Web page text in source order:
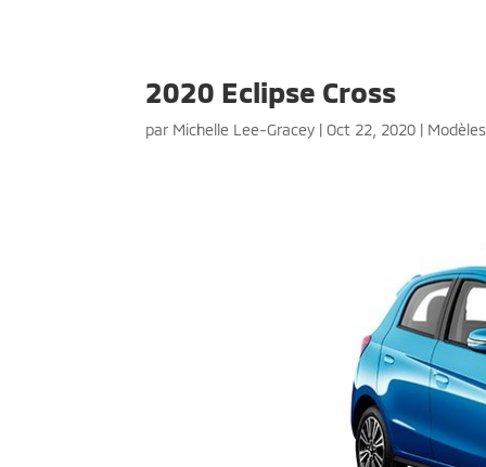
2020 Eclipse Cross
par Michelle Lee-Gracey |Oct 22, 2020 | Modèles